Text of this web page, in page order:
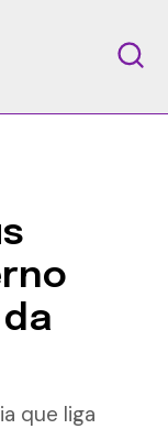
que liga